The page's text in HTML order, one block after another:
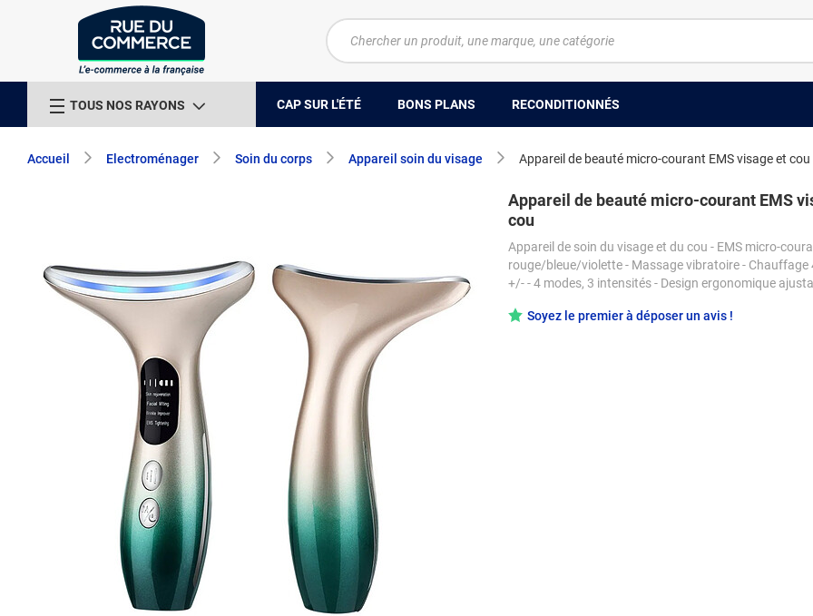
TOUS NOS RAYONS CAP SUR L'ÉTÉ BONS PLANS RECONDITIONNÉS
Accueil Electroménager Soin du corps Appareil soin du visage Appareil de beauté micro-courant EMS visage et cou
Appareil de beauté micro-courant EMS
cou
Appareil de soin du visage et du cou - EMS micro-
rouge/bleue/violette - Massage vibratoire - Chauffage
+/- - 4 modes, 3 intensités - Design ergonomique
Soyez le premier à déposer un avis !